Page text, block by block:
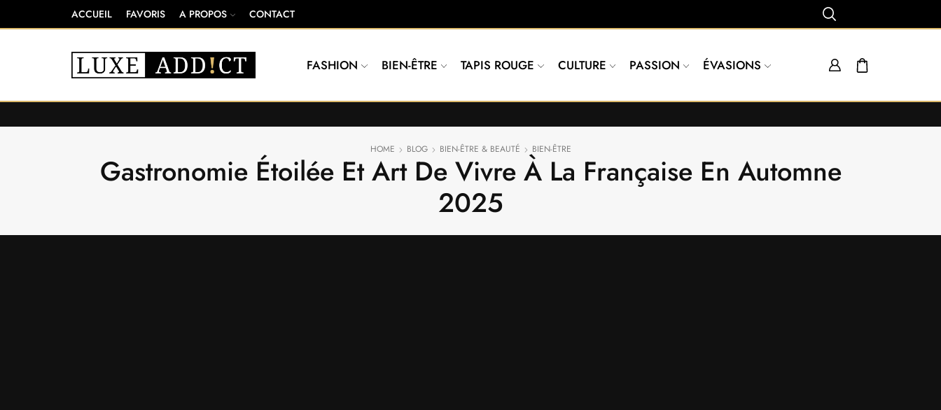
ACCUEIL FAVORIS A PROPOS CONTACT
FASHION BIEN-ÊTRE TAPIS ROUGE CULTURE PASSION ÉVASIONS
HOME BLOG BIEN-ÊTRE & BEAUTÉ BIEN-ÊTRE
Gastronomie Étoilée Et Art De Vivre À La Française En Automne
2025